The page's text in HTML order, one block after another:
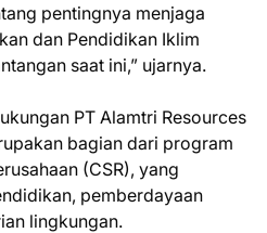
pentingnya menjaga
dan Pendidikan Iklim
saat ini,” ujarnya.
PT Alamtri Resources
bagian dari program
(CSR), yang
pemberdayaan
lingkungan.